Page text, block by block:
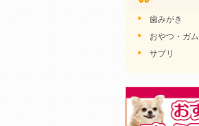
歯みがき
おやつ・ガム
サプリ